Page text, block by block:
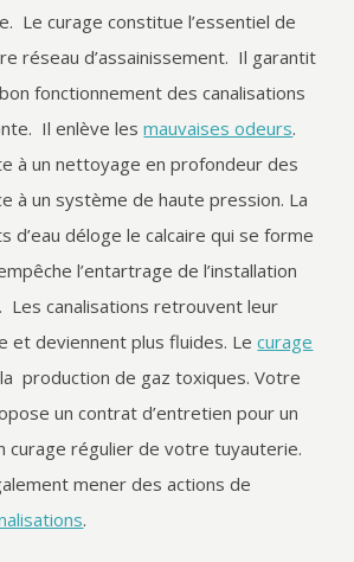
Le curage constitue l’essentiel de
réseau d’assainissement. Il garantit
fonctionnement des canalisations
Il enlève lesmauvaises odeurs.
à un nettoyage en profondeur des
à un système de haute pression. La
d’eau déloge le calcaire qui se forme
l’entartrage de l’installation
Les canalisations retrouvent leur
et deviennent plus fluides. Lecurage
production de gaz toxiques. Votre
un contrat d’entretien pour un
curage régulier de votre tuyauterie.
mener des actions de
.